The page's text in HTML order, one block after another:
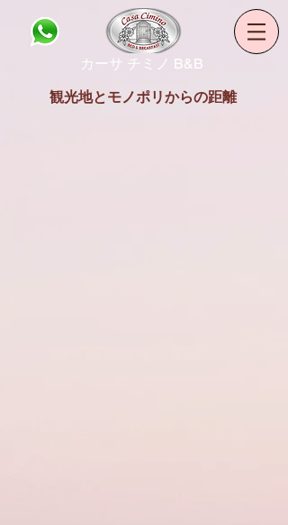
カーサ チミノ B&B
観光地とモノポリからの距離